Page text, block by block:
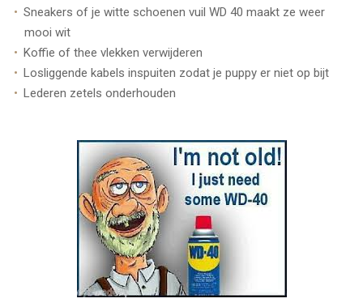
Sneakers of je witte schoenen vuil WD 40 maakt ze weer
mooi wit
Koffie of thee vlekken verwijderen
Losliggende kabels inspuiten zodat je puppy er niet op bijt
Lederen zetels onderhouden